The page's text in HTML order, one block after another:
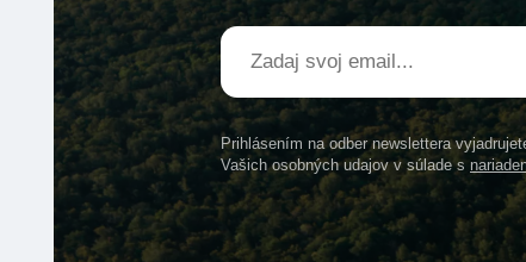
Prihlásením na odber newslettera
Vašich osobných udajov v súlade s